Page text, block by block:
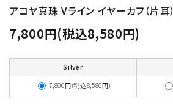
アコヤ真珠 Vライン イヤーカフ（片耳）
7,800円(税込8,580円)
Silver
7,800円(税込8,580円)